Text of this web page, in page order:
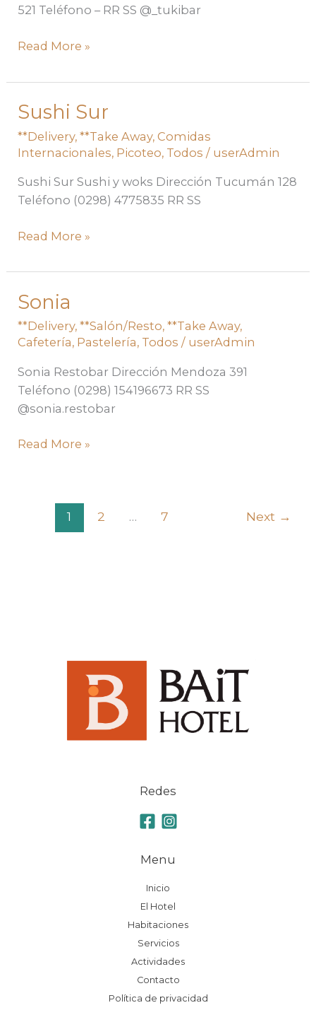
521 Teléfono – RR SS @_tukibar
Read More »
Sushi Sur
**Delivery,**Take Away,Comidas
Internacionales, Picoteo, Todos / userAdmin
Sushi Sur Sushi y woks Dirección Tucumán 128
Teléfono (0298) 4775835 RR SS
Sushi
Read More »
Sonia
**Delivery,**Salón/Resto,**Take Away,
Cafetería, Pastelería, Todos / userAdmin
Sonia Restobar Dirección Mendoza 391
Teléfono (0298) 154196673 RR SS
@sonia.restobar
Sonia
Read More »
1 2 … 7 Next →
Redes
Menu
Inicio
El Hotel
Habitaciones
Servicios
Actividades
Contacto
Política de privacidad